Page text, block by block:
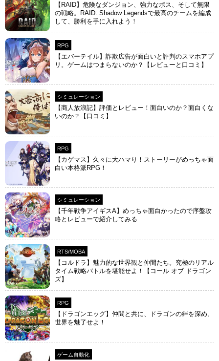
【RAID】危険なダンジョン、強力なボス、そして無限
の戦略。RAID: Shadow Legendsで最高のチームを編成
して、勝利を手に入れよう！
RPG
【エバーテイル】詐欺広告が面白いと評判のスマホアプ
リ。ゲームはつまらないのか？【レビューと口コミ】
シミュレーション
【商人放浪‪記】評価とレビュー！面白いのか？面白くな
いのか？【口コミ】
RPG
【カゲマス】久々に大ハマり！ストーリーがめっちゃ面
白い本格派RPG！
シミュレーション
【千年戦争アイギスA】めっちゃ面白かったので序盤攻
略とレビューで紹介してみる
RTS/MOBA
【コルドラ】魅力的な世界観と仲間たち。究極のリアル
タイム戦略バトルを堪能せよ！【コール オブ ドラゴン
ズ】
RPG
【ドラゴンエッグ】仲間と共に、ドラゴンの絆を深め、
世界を魅了せよ！
ゲーム自動化